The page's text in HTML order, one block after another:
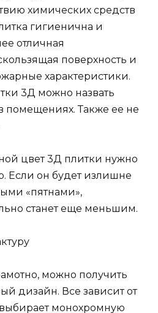
химических средств
гигиенична и
отличная
поверхность и
характеристики.
3Д можно назвать
Также ее не
цвет 3Д плитки нужно
Если он будет излишне
«пятнами»,
станет еще меньшим.
можно получить
дизайн. Все зависит от
монохромную